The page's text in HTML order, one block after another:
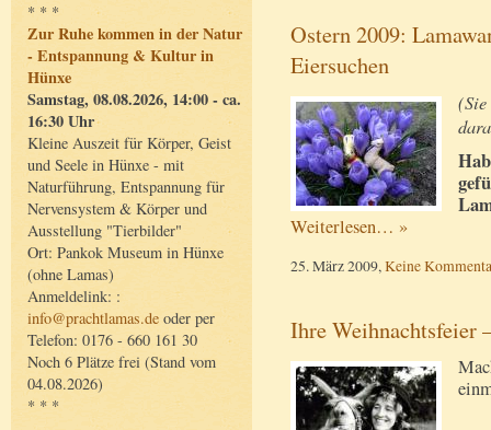
* * *
Zur Ruhe kommen in der Natur
- Entspannung & Kultur in
Hünxe
Samstag, 08.08.2026, 14:00 - ca.
16:30 Uhr
Kleine Auszeit für Körper, Geist
und Seele in Hünxe - mit
Naturführung, Entspannung für
Nervensystem & Körper und
Ausstellung "Tierbilder"
Ort: Pankok Museum in Hünxe
(ohne Lamas)
Anmeldelink: :
info@prachtlamas.de oder per
Telefon: 0176 - 660 161 30
Noch 6 Plätze frei (Stand vom
04.08.2026)
* * *
Ostern 2009:
Eiersuchen
(Sie
Weiterlesen… »
25. März 2009,Keine
Ihre Weihnachtsfeier